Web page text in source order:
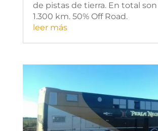
de pistas de tierra. En total
1.300 km. 50% Off Road.
leer más